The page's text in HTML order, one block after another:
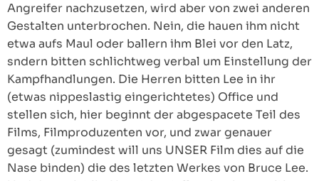
Angreifer nachzusetzen, wird aber von zwei anderen
Gestalten unterbrochen. Nein, die hauen ihm nicht
etwa aufs Maul oder ballern ihm Blei vor den Latz,
sndern bitten schlichtweg verbal um Einstellung der
Kampfhandlungen. Die Herren bitten Lee in ihr
(etwas nippeslastig eingerichtetes) Office und
stellen sich, hier beginnt der abgespacete Teil des
Films, Filmproduzenten vor, und zwar genauer
gesagt (zumindest will uns UNSER Film dies auf die
Nase binden) die des letzten Werkes von Bruce Lee.